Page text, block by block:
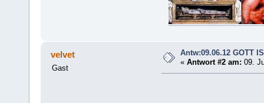
velvet
Gast
Antw:09.06.12 GOTT
«Antwort #2 am: 09.